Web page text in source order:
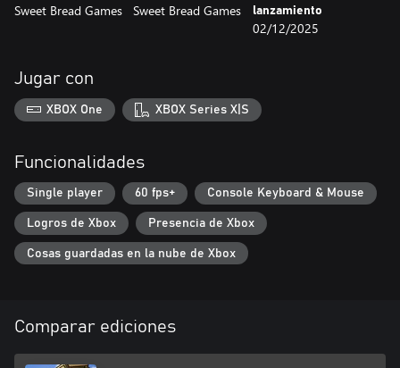
Sweet Bread Games Sweet Bread Games
lanzamiento
02/12/2025
Jugar con
XBOX One XBOX Series X|S
Funcionalidades
Single player 60 fps+ Console Keyboard & Mouse
Logros de Xbox Presencia de Xbox
Cosas guardadas en la nube de Xbox
Comparar ediciones